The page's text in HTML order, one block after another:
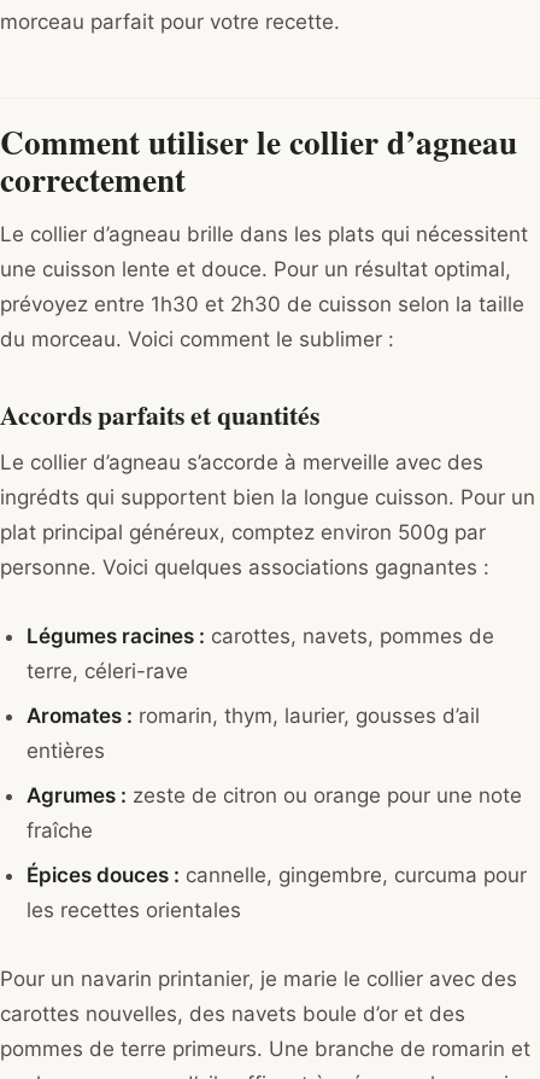
morceau parfait pour votre recette.
Comment utiliser le collier d’agneau
correctement
Le collier d’agneau brille dans les plats qui nécessitent
une cuisson lente et douce. Pour un résultat optimal,
prévoyez entre 1h30 et 2h30 de cuisson selon la taille
du morceau. Voici comment le sublimer :
Accords parfaits et quantités
Le collier d’agneau s’accorde à merveille avec des
ingrédts qui supportent bien la longue cuisson. Pour un
plat principal généreux, comptez environ 500g par
personne. Voici quelques associations gagnantes :
Légumes racines : carottes, navets, pommes de
terre, céleri-rave
Aromates : romarin, thym, laurier, gousses d’ail
entières
Agrumes : zeste de citron ou orange pour une note
fraîche
Épices douces : cannelle, gingembre, curcuma pour
les recettes orientales
Pour un navarin printanier, je marie le collier avec des
carottes nouvelles, des navets boule d’or et des
pommes de terre primeurs. Une branche de romarin et